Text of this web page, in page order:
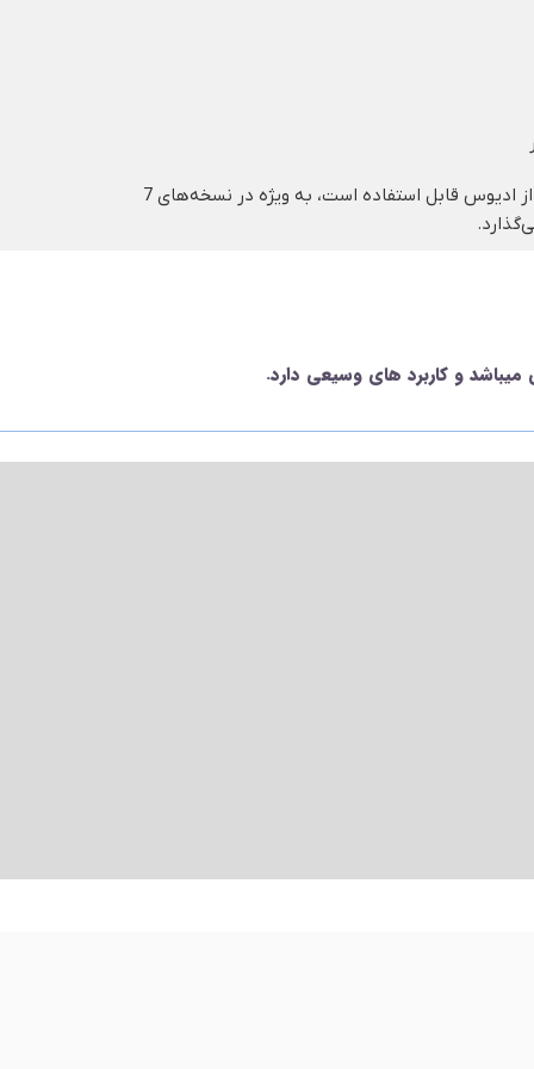
این پروژه کلیپ، بدون نیاز به هیچ برنامه جانبی، تنها با استفاده از ادیوس قابل استفاده است، به ویژه در نسخه‌های 7
و کاربرد های وسیعی دارد.